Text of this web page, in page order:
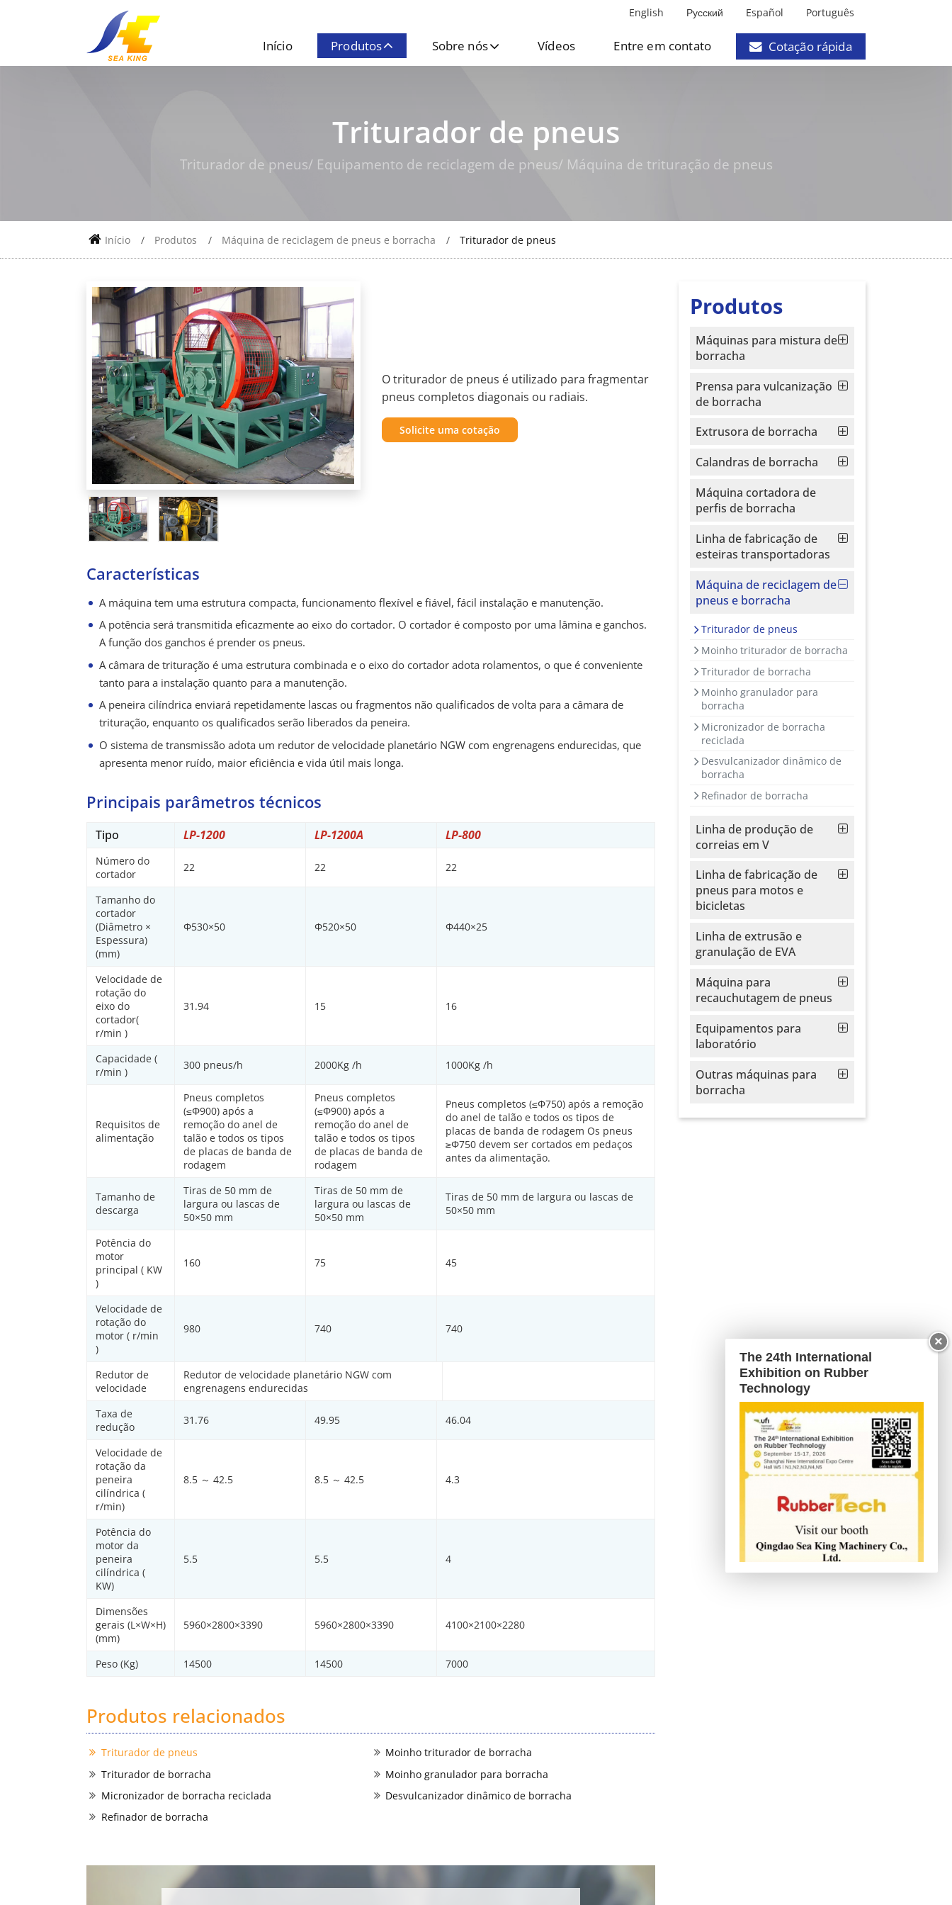
English Русский Español Português
Início Produtos Sobre nós Vídeos Entre em contato Cotação rápida
Triturador de pneus
Triturador de pneus/ Equipamento de reciclagem de pneus/ Máquina de trituração de pneus
Início Produtos Máquina de reciclagem de pneus e borracha Triturador de pneus
O triturador de pneus é utilizado para fragmentar
pneus completos diagonais ou radiais.
Solicite uma cotação
Características
A máquina tem uma estrutura compacta, funcionamento flexível e fiável, fácil instalação e manutenção.
A potência será transmitida eficazmente ao eixo do cortador. O cortador é composto por uma lâmina e ganchos.
A função dos ganchos é prender os pneus.
A câmara de trituração é uma estrutura combinada e o eixo do cortador adota rolamentos, o que é conveniente
tanto para a instalação quanto para a manutenção.
A peneira cilíndrica enviará repetidamente lascas ou fragmentos não qualificados de volta para a câmara de
trituração, enquanto os qualificados serão liberados da peneira.
O sistema de transmissão adota um redutor de velocidade planetário NGW com engrenagens endurecidas, que
apresenta menor ruído, maior eficiência e vida útil mais longa.
Principais parâmetros técnicos
Tipo LP-1200 LP-1200A LP-800
Número do
cortador
22 22 22
Tamanho do
cortador
(Diâmetro ×
Espessura)
(mm)
Φ530×50 Φ520×50 Φ440×25
Velocidade de
rotação do
eixo do
cortador(
r/min )
31.94 15 16
Capacidade (
r/min )
300 pneus/h 2000Kg /h 1000Kg /h
Requisitos de
alimentação
Pneus completos
(≤Φ900) após a
remoção do anel de
talão e todos os tipos
de placas de banda de
rodagem
Pneus completos
(≤Φ900) após a
remoção do anel de
talão e todos os tipos
de placas de banda de
rodagem
Pneus completos (≤Φ750) após a remoção
do anel de talão e todos os tipos de
placas de banda de rodagem Os pneus
≥Φ750 devem ser cortados em pedaços
antes da alimentação.
Tamanho de
descarga
Tiras de 50 mm de
largura ou lascas de
50×50 mm
Tiras de 50 mm de
largura ou lascas de
50×50 mm
Tiras de 50 mm de largura ou lascas de
50×50 mm
Potência do
motor
principal ( KW
)
160 75 45
Velocidade de
rotação do
motor ( r/min
)
980 740 740
Redutor de
velocidade
Redutor de velocidade planetário NGW com
engrenagens endurecidas
Taxa de
redução
31.76 49.95 46.04
Velocidade de
rotação da
peneira
cilíndrica (
r/min)
8.5 ～ 42.5 8.5 ～ 42.5 4.3
Potência do
motor da
peneira
cilíndrica (
KW)
5.5 5.5 4
Dimensões
gerais (L×W×H)
(mm)
5960×2800×3390 5960×2800×3390 4100×2100×2280
Peso (Kg) 14500 14500 7000
Produtos relacionados
Triturador de pneus
Moinho triturador de borracha
Triturador de borracha
Moinho granulador para borracha
Micronizador de borracha reciclada
Desvulcanizador dinâmico de borracha
Refinador de borracha
Produtos
Máquinas para mistura de
borracha
Prensa para vulcanização
de borracha
Extrusora de borracha
Calandras de borracha
Máquina cortadora de
perfis de borracha
Linha de fabricação de
esteiras transportadoras
Máquina de reciclagem de
pneus e borracha
Triturador de pneus
Moinho triturador de borracha
Triturador de borracha
Moinho granulador para
borracha
Micronizador de borracha
reciclada
Desvulcanizador dinâmico de
borracha
Refinador de borracha
Linha de produção de
correias em V
Linha de fabricação de
pneus para motos e
bicicletas
Linha de extrusão e
granulação de EVA
Máquina para
recauchutagem de pneus
Equipamentos para
laboratório
Outras máquinas para
borracha
×
The 24th International
Exhibition on Rubber
Technology